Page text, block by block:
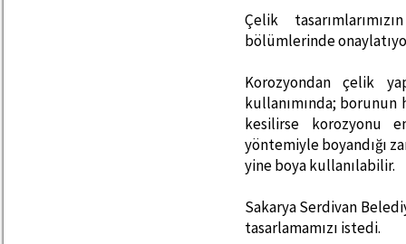
Çelik
bölümlerinde
Korozyondan çelik
kullanımında; borunun
kesilirse korozyonu
yöntemiyle boyandığı
yine boya kullanılabilir.
Sakarya Serdivan
tasarlamamızı istedi.